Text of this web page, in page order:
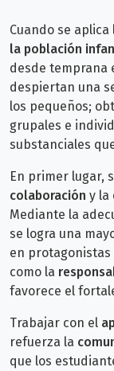
Cuando se aplica
la población
desde temprana
despiertan una
los pequeños;
grupales e
substanciales
En primer lugar,
colaboración y la
Mediante la
se logra una
en protagonistas
como la
favorece el
Trabajar con el
refuerza la
que los